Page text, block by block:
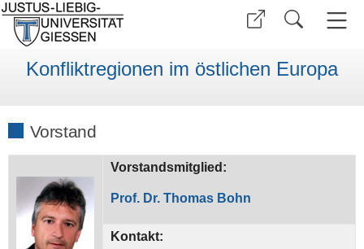
Konfliktregionen im östlichen Europa
Vorstand
Vorstandsmitglied:
Prof. Dr. Thomas Bohn
Kontakt: